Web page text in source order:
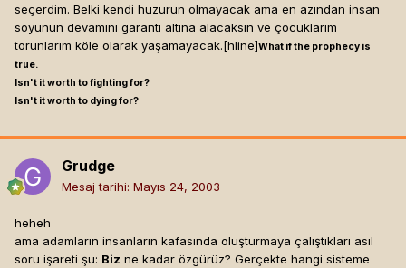
seçerdim. Belki kendi huzurun olmayacak ama en azından insan
soyunun devamını garanti altına alacaksın ve çocuklarım
torunlarım köle olarak yaşamayacak.[hline]What if the prophecy is
true.
Isn't it worth to fighting for?
Isn't it worth to dying for?
Grudge
Mesaj tarihi: Mayıs 24, 2003
heheh
ama adamların insanların kafasında oluşturmaya çalıştıkları asıl
soru işareti şu: Biz ne kadar özgürüz? Gerçekte hangi sisteme